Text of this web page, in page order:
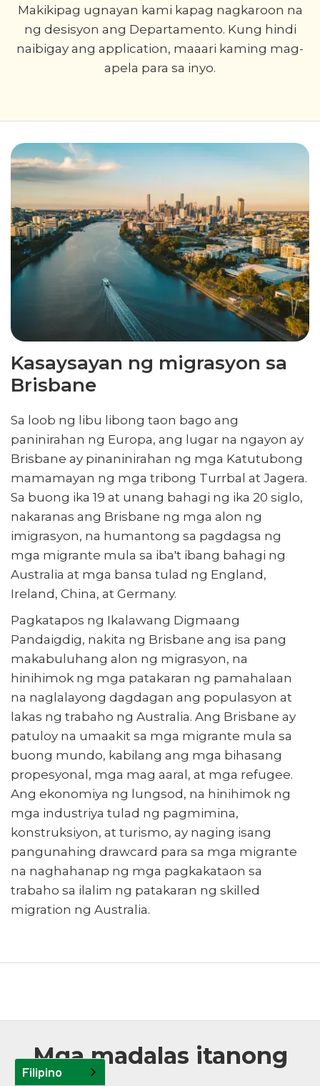
Makikipag ugnayan kami kapag nagkaroon na
ng desisyon ang Departamento. Kung hindi
naibigay ang application, maaari kaming mag-
apela para sa inyo.
Kasaysayan ng migrasyon sa
Brisbane
Sa loob ng libu libong taon bago ang
paninirahan ng Europa, ang lugar na ngayon ay
Brisbane ay pinaninirahan ng mga Katutubong
mamamayan ng mga tribong Turrbal at Jagera.
Sa buong ika 19 at unang bahagi ng ika 20 siglo,
nakaranas ang Brisbane ng mga alon ng
imigrasyon, na humantong sa pagdagsa ng
mga migrante mula sa iba't ibang bahagi ng
Australia at mga bansa tulad ng England,
Ireland, China, at Germany.
Pagkatapos ng Ikalawang Digmaang
Pandaigdig, nakita ng Brisbane ang isa pang
makabuluhang alon ng migrasyon, na
hinihimok ng mga patakaran ng pamahalaan
na naglalayong dagdagan ang populasyon at
lakas ng trabaho ng Australia. Ang Brisbane ay
patuloy na umaakit sa mga migrante mula sa
buong mundo, kabilang ang mga bihasang
propesyonal, mga mag aaral, at mga refugee.
Ang ekonomiya ng lungsod, na hinihimok ng
mga industriya tulad ng pagmimina,
konstruksiyon, at turismo, ay naging isang
pangunahing drawcard para sa mga migrante
na naghahanap ng mga pagkakataon sa
trabaho sa ilalim ng patakaran ng skilled
migration ng Australia.
Mga madalas itanong
Filipino